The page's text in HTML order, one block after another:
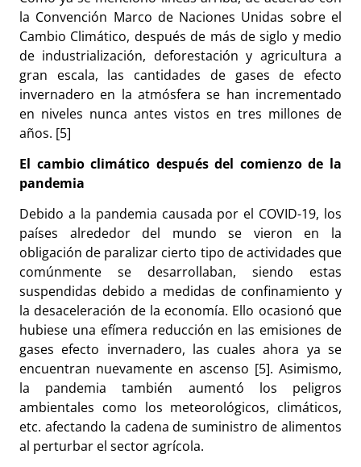
la Convención Marco de Naciones Unidas sobre el
Cambio Climático, después de más de siglo y medio
de industrialización, deforestación y agricultura a
gran escala, las cantidades de gases de efecto
invernadero en la atmósfera se han incrementado
en niveles nunca antes vistos en tres millones de
años. [5]
El cambio climático después del comienzo de la
pandemia
Debido a la pandemia causada por el COVID-19, los
países alrededor del mundo se vieron en la
obligación de paralizar cierto tipo de actividades que
comúnmente se desarrollaban, siendo estas
suspendidas debido a medidas de confinamiento y
la desaceleración de la economía. Ello ocasionó que
hubiese una efímera reducción en las emisiones de
gases efecto invernadero, las cuales ahora ya se
encuentran nuevamente en ascenso [5]. Asimismo,
la pandemia también aumentó los peligros
ambientales como los meteorológicos, climáticos,
etc. afectando la cadena de suministro de alimentos
al perturbar el sector agrícola.